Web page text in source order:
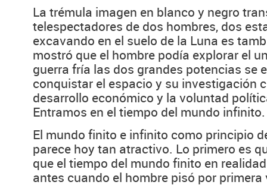
La trémula imagen en blanco y negro
telespectadores de dos hombres, dos
excavando en el suelo de la Luna es
mostró que el hombre podía explorar el
guerra fría las dos grandes potencias se
conquistar el espacio y su investigación
desarrollo económico y la voluntad
Entramos en el tiempo del mundo infinito.
El mundo finito e infinito como principio
parece hoy tan atractivo. Lo primero es
que el tiempo del mundo finito en
antes cuando el hombre pisó por primera